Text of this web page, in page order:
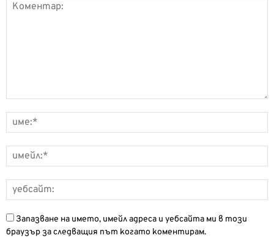
Запазване на името, имейл адреса и уебсайта ми в този
браузър за следващия път когато коментирам.